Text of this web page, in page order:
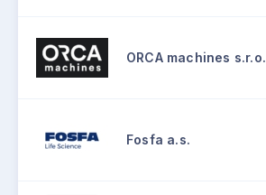
ORCA machines s.r.o.
Fosfa a.s.